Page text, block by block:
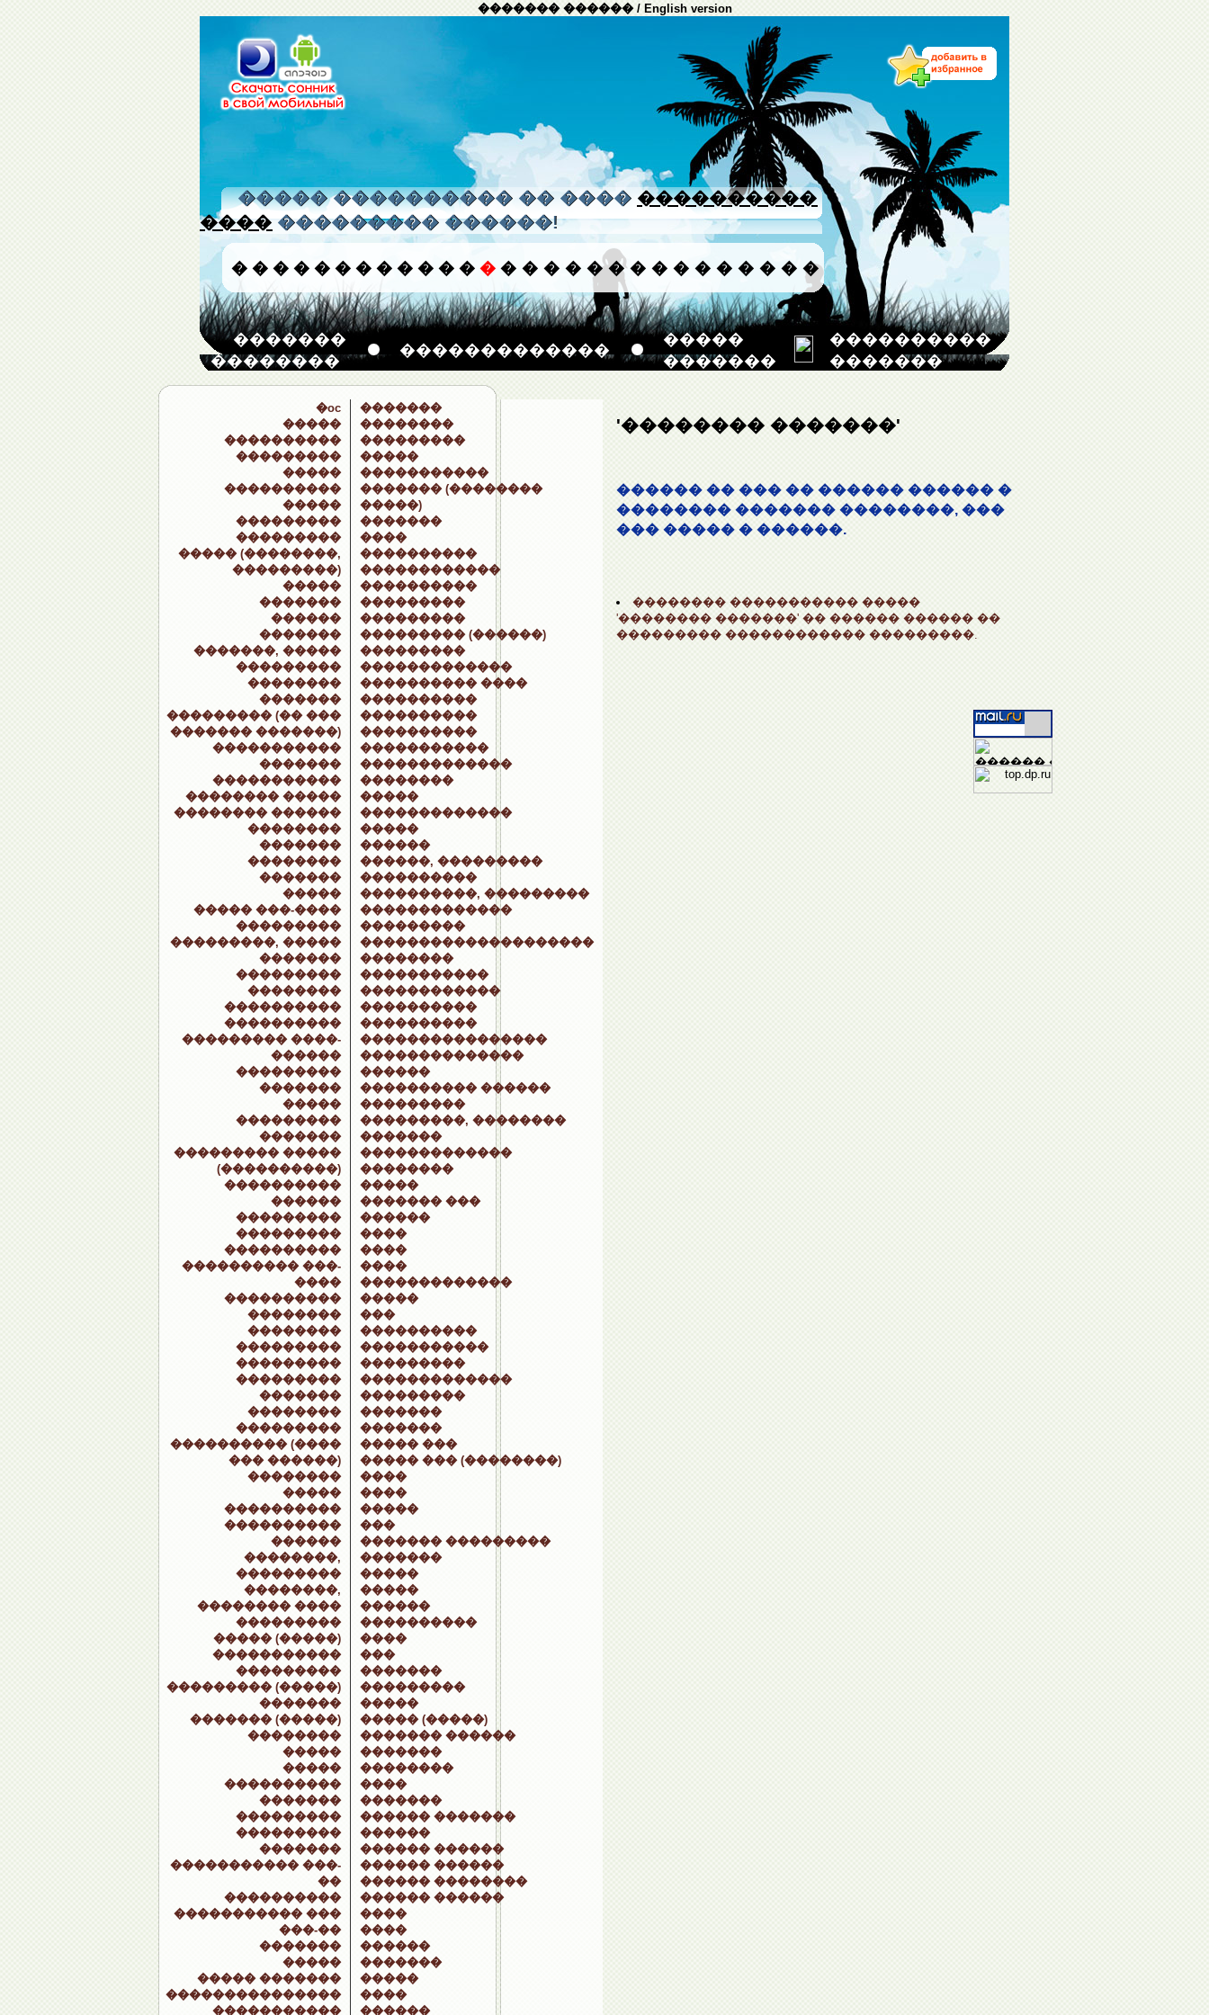
������� ������/ English version
����� ���������� �� ���� ����������
���� ��������� ������!
� � � � � � � � � � � � � � � � � � � � � � � � � � � �
�������
��������
�������������
�����
�������
����������
�������
�oc
�����
����������
���������
�����
����������
�����
���������
���������
����� (��������,
���������)
�����
�������
������
�������
�������, �����
���������
��������
�������
��������� (�� ���
������� �������)
�����������
�������
�����������
�������� �����
�������� ������
��������
�������
��������
�������
�����
����� ���-����
���������
���������, �����
�������
���������
��������
����������
����������
��������� ����-
������
���������
�������
�����
���������
�������
��������� �����
(����������)
����������
������
���������
���������
����������
���������� ���-
����
����������
��������
��������
���������
���������
���������
�������
��������
���������
���������� (����
��� ������)
��������
�����
����������
����������
������
��������,
���������
��������,
�������� ����
���������
����� (�����)
�����������
���������
��������� (�����)
�������
������� (�����)
��������
�����
�����
����������
�������
���������
���������
�������
����������� ���-
��
����������
����������� ���
���-��
�������
�����
����� �������
���������������
�����������
�������
��������
���������
�����
�����������
������� (��������
�����)
�������
����
����������
������������
����������
���������
���������
��������� (������)
���������
�������������
���������� ����
����������
����������
����������
�����������
�������������
��������
�����
�������������
�����
������
������, ���������
����������
����������, ���������
�������������
���������
��������������������
��������
�����������
������������
����������
����������
����������������
��������������
������
���������� ������
���������
���������, ��������
�������
�������������
��������
�����
������� ���
������
����
����
����
�������������
�����
���
����������
�����������
���������
�������������
���������
�������
�������
����� ���
����� ��� (��������)
����
����
�����
���
������� ���������
�������
�����
�����
������
����������
����
���
�������
���������
�����
����� (�����)
������� ������
�������
��������
����
�������
������ �������
������
������ ������
������ ������
������ ��������
������ ������
����
����
������
�������
�����
����
������
'�������� �������'
������ �� ��� �� ������ ������ �
�������� ������� ��������, ���
��� ����� � ������.
�������� ����������� �����
'�������� �������' �� ������ ������ ��
��������� ������������ ���������.